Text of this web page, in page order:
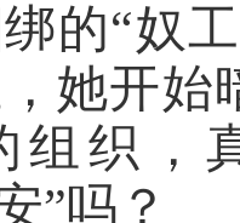
的“奴
她开始
组织，
”吗？